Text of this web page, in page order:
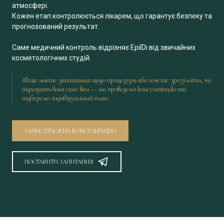
атмосфері.
Кожен етап контролюється лікарем, що гарантує безпеку та
прогнозований результат.
Саме медичний контроль відрізняє EpilDi від звичайних
косметологічних студій.
Якщо маєте запитання щодо процедури або хочете зрозуміти, чи
підходить вона саме вам — ми проведемо консультацію та
підберемо індивідуальний план.
ЗАПИСАТИСЯ НА КОНСУЛЬТАЦІЮ
ПОСТАВИТИ ЗАПИТАННЯ